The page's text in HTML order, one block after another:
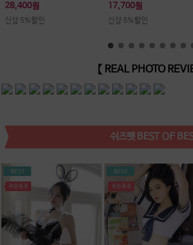
28,400원
신상 5%할인
17,700원
신상 5%할인
【 REAL PHOTO
쉬즈펫 BEST OF